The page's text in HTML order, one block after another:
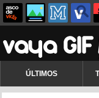
ÚLTIMOS